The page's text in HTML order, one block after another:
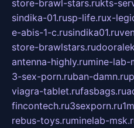
store-brawl-stars.rukts-
sindika-01.rusp-life.rux-
e-abis-1-c.rusindika01.ru
store-brawlstars.ru
antenna-highly.rumine-lab-
3-sex-porn.ruban-damn.ru
viagra-tablet.rufasbags.ru
fincontech.ru3sexporn.ru
rebus-toys.ruminelab-